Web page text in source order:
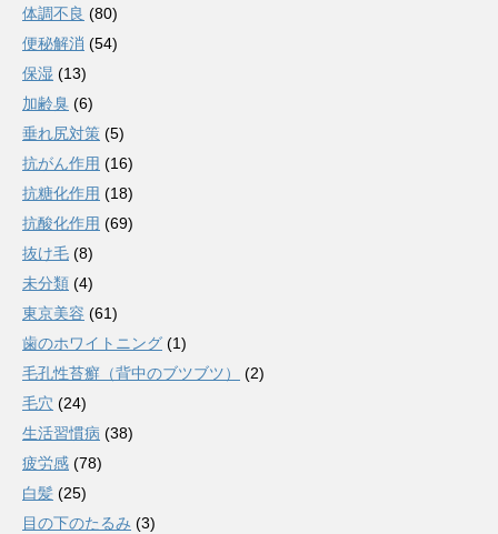
体調不良 (80)
便秘解消 (54)
保湿 (13)
加齢臭 (6)
垂れ尻対策 (5)
抗がん作用 (16)
抗糖化作用 (18)
抗酸化作用 (69)
抜け毛 (8)
未分類 (4)
東京美容 (61)
歯のホワイトニング (1)
毛孔性苔癬（背中のブツブツ）
(2)
毛穴 (24)
生活習慣病 (38)
疲労感 (78)
白髪 (25)
目の下のたるみ (3)